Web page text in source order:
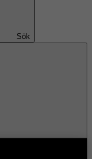
Sök